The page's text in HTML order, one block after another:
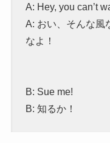
A: Hey, you can’t
A: おい、そんな風
なよ！
B: Sue me!
B: 知るか！